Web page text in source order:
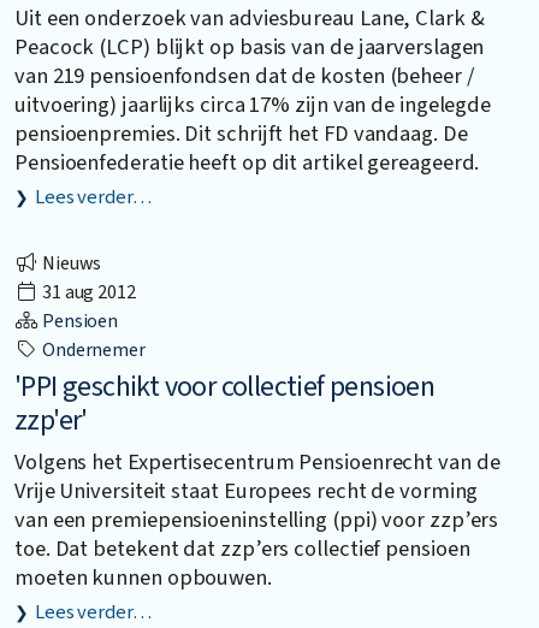
Uit een onderzoek van adviesbureau Lane, Clark &
Peacock (LCP) blijkt op basis van de jaarverslagen
van 219 pensioenfondsen dat de kosten (beheer /
uitvoering) jaarlijks circa 17% zijn van de ingelegde
pensioenpremies. Dit schrijft het FD vandaag. De
Pensioenfederatie heeft op dit artikel gereageerd.
Lees verder…
Nieuws
31 aug 2012
Pensioen
Ondernemer
'PPI geschikt voor collectief pensioen
zzp'er'
Volgens het Expertisecentrum Pensioenrecht van de
Vrije Universiteit staat Europees recht de vorming
van een premiepensioeninstelling (ppi) voor zzp’ers
toe. Dat betekent dat zzp’ers collectief pensioen
moeten kunnen opbouwen.
Lees verder…